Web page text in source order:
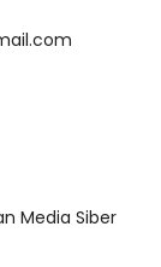
Media Siber